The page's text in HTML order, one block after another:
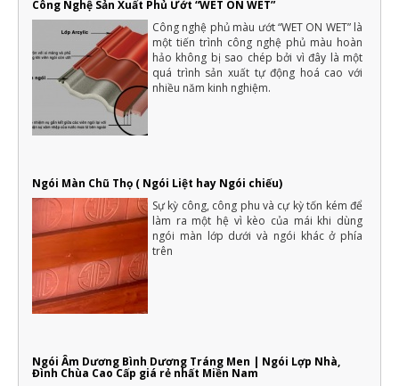
Lợp ngói - Xu hướng kiểu mái lợp theo từng phong cách
thiết kế nhà ở
Bên cạnh p hong tục tập quán và phong cách sống của từng
vùng miền, yêu cầu thiết kế nhà và thẩm mỹ của nhà ở còn ảnh
hưởng từ nhiều yếu tố khác trong đó có phong cách của gia chủ
16 cách tiết kiệm tiền để xây nhà hiệu quả và thông minh nhất
Một ngôi nhà là mơ ước của rất nhiều người, với mỗi người dân
Việt Nam thì việc xây dựng nhà ở là vấn đề quan trọng của cả
Xây nhà là việc trong đại của cả một đời người nên luôn cần có
sự chuẩn bị kỹ càng, không thể nào làm qua loa
Công Nghệ Sản Xuất Phủ Ướt “WET ON WET”
Công nghệ phủ màu ướt “WET ON WET” là
một tiến trình công nghệ phủ màu hoàn
hảo không bị sao chép bởi vì đây là một
quá trình sản xuất tự động hoá cao với
nhiều năm kinh nghiệm.
Ngói Màn Chũ Thọ ( Ngói Liệt hay Ngói chiếu)
Sự kỳ công, công phu và cự kỳ tốn kém để
làm ra một hệ vì kèo của mái khi dùng
ngói màn lớp dưới và ngói khác ở phía
trên
Ngói Âm Dương Bình Dương Tráng Men | Ngói Lợp Nhà,
Đình Chùa Cao Cấp giá rẻ nhất Miền Nam